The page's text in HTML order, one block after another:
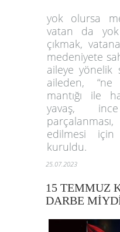
yok olursa
vatan da
çıkmak,
medeniyete
aileye yönelik
aileden, “ne
mantığı ile
yavaş,
edilmesi
kuruldu.
25.07.2023
15 TEMMUZ
DARBE